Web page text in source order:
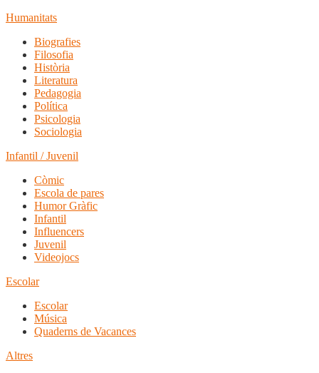
Humanitats
Biografies
Filosofia
Història
Literatura
Pedagogia
Política
Psicologia
Sociologia
Infantil / Juvenil
Còmic
Escola de pares
Humor Gràfic
Infantil
Influencers
Juvenil
Videojocs
Escolar
Escolar
Música
Quaderns de Vacances
Altres